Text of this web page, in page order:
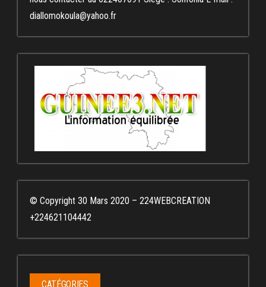
diallomokoula@yahoo.fr
© Copyright 30 Mars 2020 – 224WEBCREATION
+224621104442
CATÉGORIES